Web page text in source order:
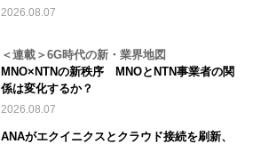
2026.08.07
＜連載＞6G時代の新・業界地図
MNO×NTNの新秩序 MNOとNTN事業者の関
係は変化するか？
2026.08.07
ANAがエクイニクスとクラウド接続を刷新、